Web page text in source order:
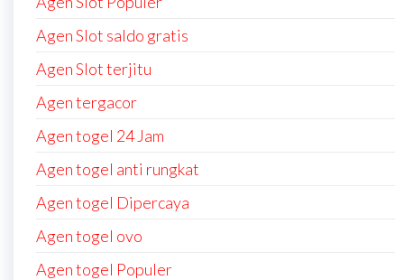
Agen Slot saldo gratis
Agen Slot terjitu
Agen tergacor
Agen togel 24 Jam
Agen togel anti rungkat
Agen togel Dipercaya
Agen togel ovo
Agen togel Populer